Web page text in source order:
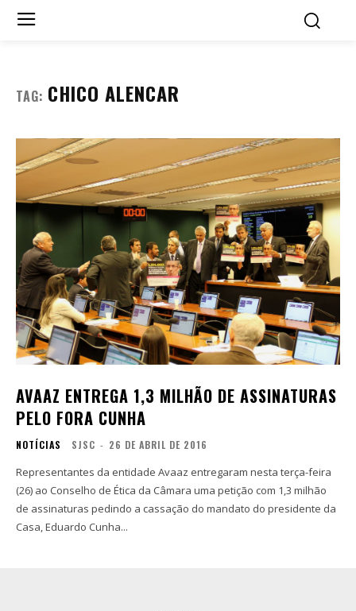
TAG: CHICO ALENCAR
AVAAZ ENTREGA 1,3 MILHÃO DE ASSINATURAS
PELO FORA CUNHA
NOTÍCIAS SJSC - 26 DE ABRIL DE 2016
Representantes da entidade Avaaz entregaram nesta terça-feira
(26) ao Conselho de Ética da Câmara uma petição com 1,3 milhão
de assinaturas pedindo a cassação do mandato do presidente da
Casa, Eduardo Cunha...